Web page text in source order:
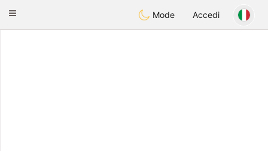
Animour
Toggle
Mode Accedi